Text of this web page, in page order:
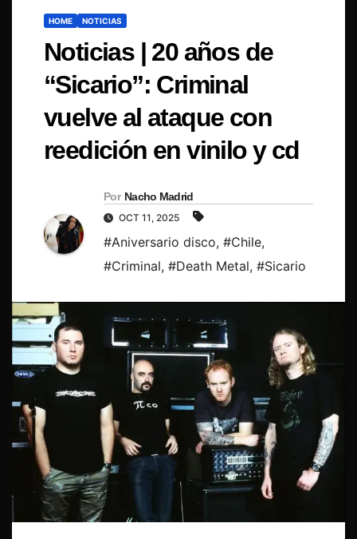
HOME NOTICIAS
Noticias | 20 años de
“Sicario”: Criminal
vuelve al ataque con
reedición en vinilo y cd
Por Nacho Madrid
OCT 11, 2025
#Aniversario disco, #Chile,
#Criminal, #Death Metal, #Sicario